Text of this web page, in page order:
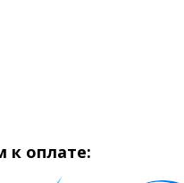
к оплате: